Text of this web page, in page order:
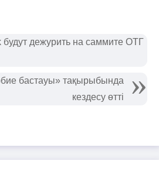
будут дежурить на саммите ОТГ
бастауы» тақырыбында
кездесу өтті